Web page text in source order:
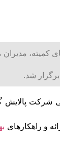
کمیته، مدیران
شد.
شرکت پالایش
و راهکارهای